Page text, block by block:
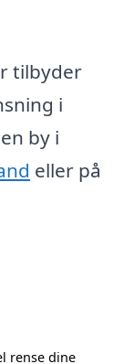
tilbyder
i
by i
eller på
rense dine